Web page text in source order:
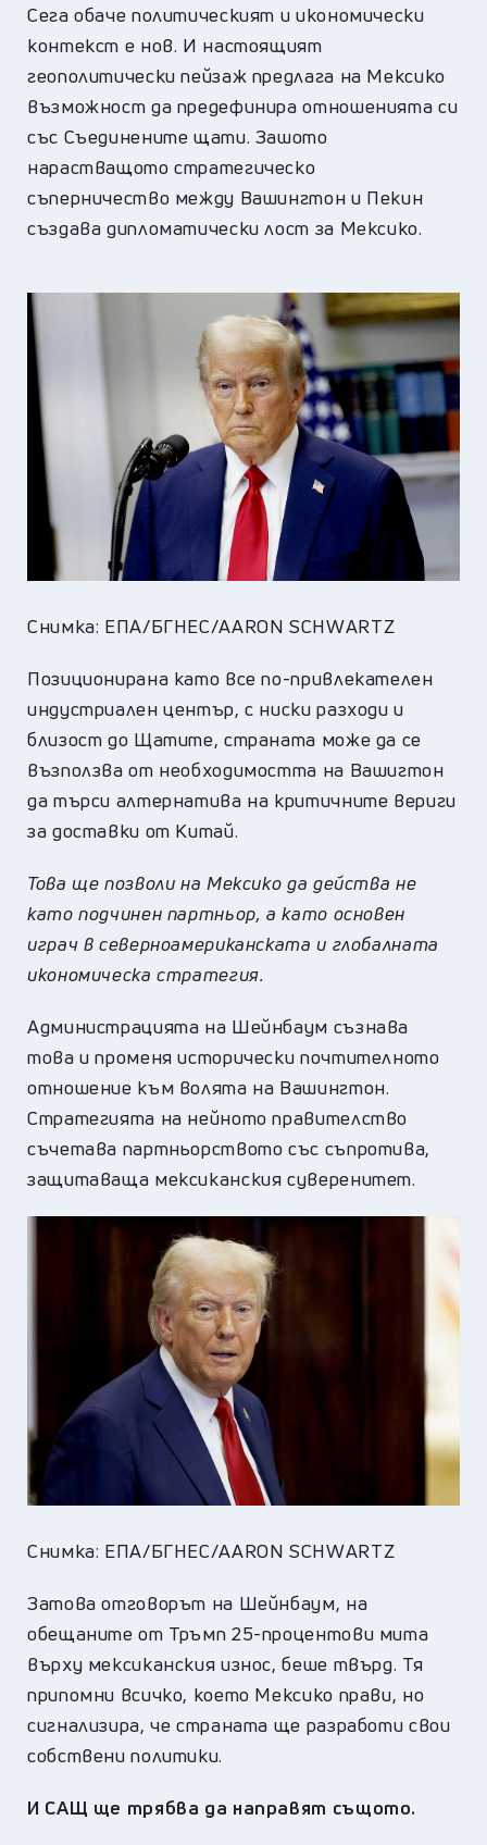
Сега обаче политическият и икономически
контекст е нов. И настоящият
геополитически пейзаж предлага на Мексико
възможност да предефинира отношенията си
със Съединените щати. Зашото
нарастващото стратегическо
съперничество между Вашингтон и Пекин
създава дипломатически лост за Мексико.
Снимка: ЕПА/БГНЕС/AARON SCHWARTZ
Позиционирана като все по-привлекателен
индустриален център, с ниски разходи и
близост до Щатите, страната може да се
възползва от необходимостта на Вашигтон
да търси алтернатива на критичните вериги
за доставки от Китай.
Това ще позволи на Мексико да действа не
като подчинен партньор, а като основен
играч в северноамериканската и глобалната
икономическа стратегия.
Администрацията на Шейнбаум съзнава
това и променя исторически почтителното
отношение към волята на Вашингтон.
Стратегията на нейното правителство
съчетава партньорството със съпротива,
защитаваща мексиканския суверенитет.
Снимка: ЕПА/БГНЕС/AARON SCHWARTZ
Затова отговорът на Шейнбаум, на
обещаните от Тръмп 25-процентови мита
върху мексиканския износ, беше твърд. Тя
припомни всичко, което Мексико прави, но
сигнализира, че страната ще разработи свои
собствени политики.
И САЩ ще трябва да направят същото.